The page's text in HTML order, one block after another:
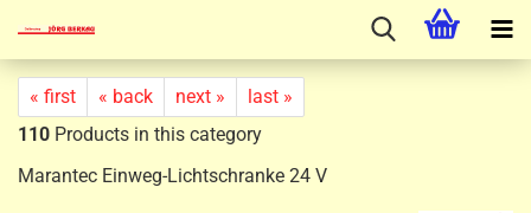
« first « back next »
last »
110 Products in this category
Marantec Einweg-Lichtschranke 24 V